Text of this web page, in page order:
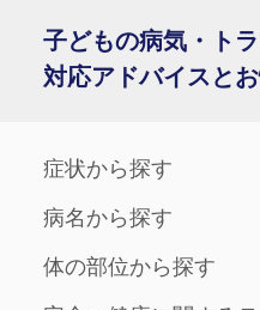
子どもの病気・ト
対応アドバイスと
症状から探す
病名から探す
体の部位から探す